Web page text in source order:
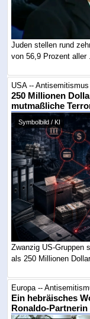
Juden stellen rund
von 56,9 Prozent aller
USA -- Antisemitismus
250 Millionen
mutmaßliche
Symbolbild / KI
Zwanzig US-Gruppen
als 250 Millionen
Europa --
Ein hebräisches
Ronaldo-Partnerin